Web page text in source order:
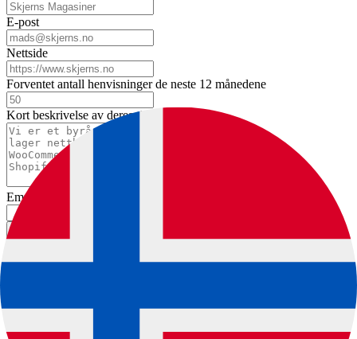
E-post
Nettside
Forventet antall henvisninger de neste 12 månedene
Kort beskrivelse av deres tjenester
Emne
Prøv ePay gratis og kom i gang med én gang.